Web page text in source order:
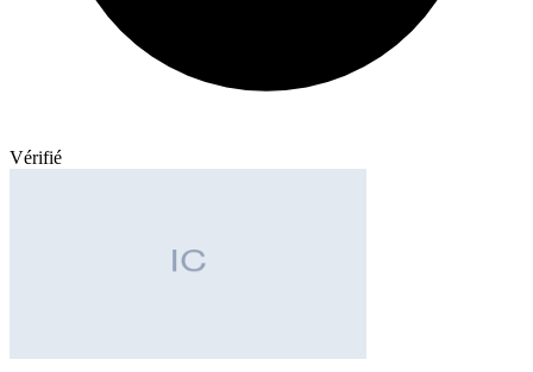
Vérifié